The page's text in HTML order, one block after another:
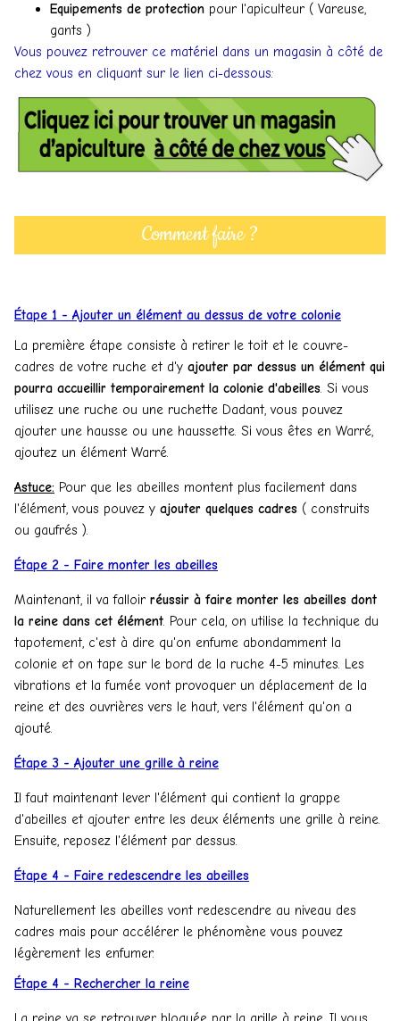
Equipements de protection pour l'apiculteur ( Vareuse,
gants )
Vous pouvez retrouver ce matériel dans un magasin à côté de
chez vous en cliquant sur le lien ci-dessous:
Comment faire ?
Étape 1 - Ajouter un élément au dessus de votre colonie
La première étape consiste à retirer le toit et le couvre-
cadres de votre ruche et d'y ajouter par dessus un élément qui
pourra accueillir temporairement la colonie d'abeilles. Si vous
utilisez une ruche ou une ruchette Dadant, vous pouvez
ajouter une hausse ou une haussette. Si vous êtes en Warré,
ajoutez un élément Warré.
Astuce: Pour que les abeilles montent plus facilement dans
l'élément, vous pouvez y ajouter quelques cadres ( construits
ou gaufrés ).
Étape 2 - Faire monter les abeilles
Maintenant, il va falloir réussir à faire monter les abeilles dont
la reine dans cet élément. Pour cela, on utilise la technique du
tapotement, c'est à dire qu'on enfume abondamment la
colonie et on tape sur le bord de la ruche 4-5 minutes. Les
vibrations et la fumée vont provoquer un déplacement de la
reine et des ouvrières vers le haut, vers l'élément qu'on a
ajouté.
Étape 3 - Ajouter une grille à reine
Il faut maintenant lever l'élément qui contient la grappe
d'abeilles et ajouter entre les deux éléments une grille à reine.
Ensuite, reposez l'élément par dessus.
Étape 4 - Faire redescendre les abeilles
Naturellement les abeilles vont redescendre au niveau des
cadres mais pour accélérer le phénomène vous pouvez
légèrement les enfumer.
Étape 4 - Rechercher la reine